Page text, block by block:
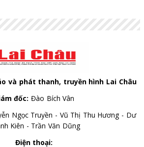
và phát thanh, truyền hình Lai Châu
đốc: Đào Bích Vân
Ngọc Truyền - Vũ Thị Thu Hương - Dư
Kiên - Trần Văn Dũng
Điện thoại: